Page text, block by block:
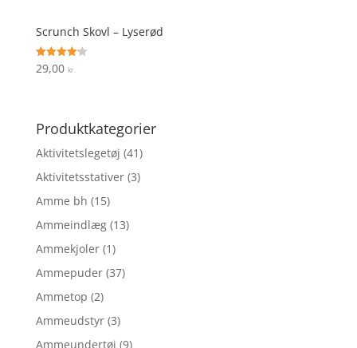
Scrunch Skovl – Lyserød
Vurderet
4.2
29,00 kr.
Produktkategorier
Aktivitetslegetøj (41)
Aktivitetsstativer (3)
Amme bh (15)
Ammeindlæg (13)
Ammekjoler (1)
Ammepuder (37)
Ammetop (2)
Ammeudstyr (3)
Ammeundertøj (9)